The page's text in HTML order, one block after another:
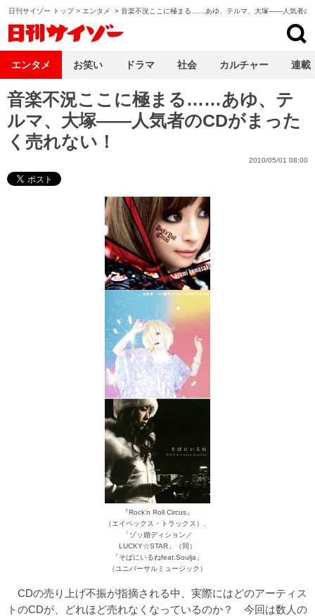
日刊サイゾー トップ> エンタメ > 音楽不況ここに極まる……あゆ、テルマ、大塚――人気者の
音楽不況ここに極まる……あゆ、テ
ルマ、大塚――人気者のCDがまった
く売れない！
2010/05/01 08:00
『Rock’n Roll Circus』
（エイベックス・トラックス）、
「ゾッ婚ディション／
LUCKY☆STAR」（同）
「そばにいるねfeat.Soulja」
（ユニバーサルミュージック）
CDの売り上げ不振が指摘される中、実際にはどのアーティス
トのCDが、どれほど売れなくなっているのか？ 今回は数人の
エンタメ お笑い ドラマ 社会 カルチャー 連載